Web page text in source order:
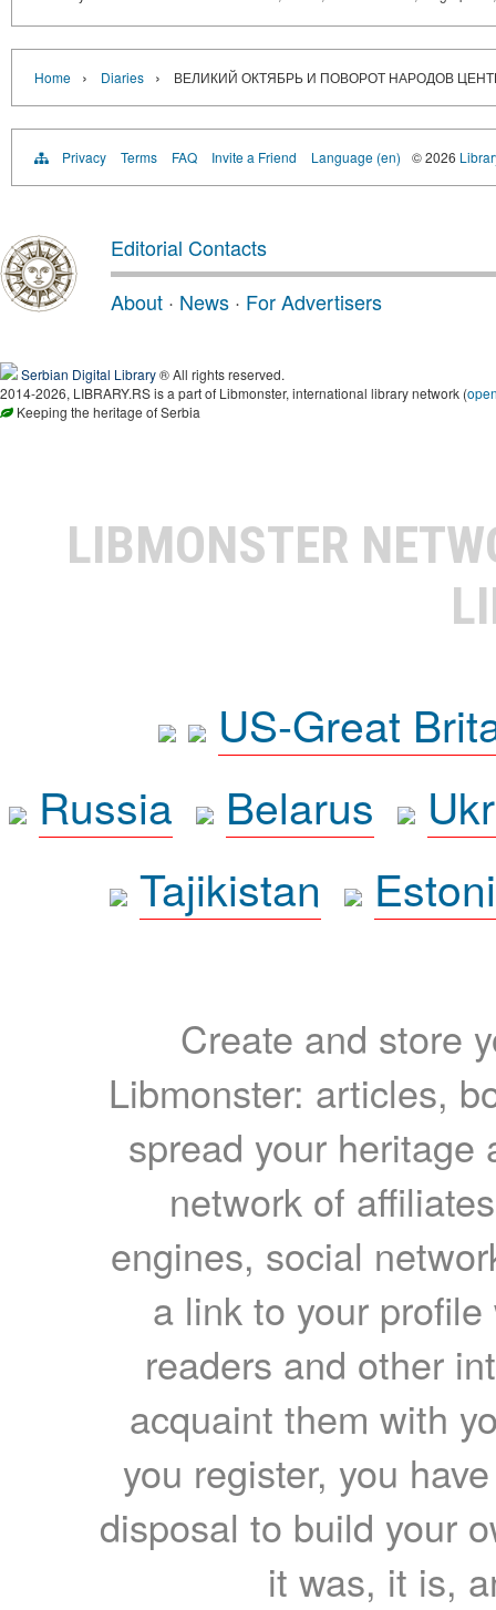
Home › Diaries › ВЕЛИКИЙ ОКТЯБРЬ И ПОВОРОТ НАРОДОВ
Privacy Terms FAQ Invite a Friend Language (en) © 2026
Editorial Contacts
About · News · For Advertisers
Serbian Digital Library® All rights reserved.
2014-2026, LIBRARY.RS is a part of Libmonster, international library network (
Keeping the heritage of Serbia
LIBMONSTER
US-Great
Russia
Belarus
Tajikistan
Create and store
Libmonster: articles,
spread your heritage
network of
engines, social
a link to your
readers and other
acquaint them with
you register, you
disposal to build your
it was, it is,